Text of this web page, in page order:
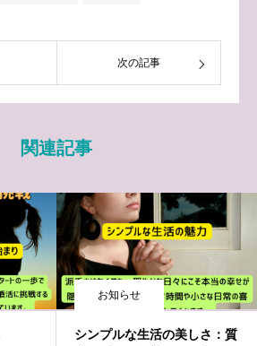
次の記事
関連記事
お知らせ
シンプルな生活の美しさ：質